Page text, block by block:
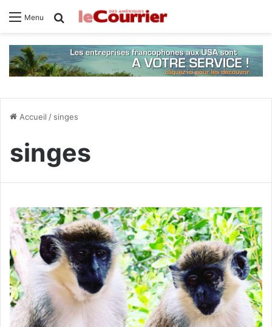
Menu Rechercher
Accueil / singes
singes